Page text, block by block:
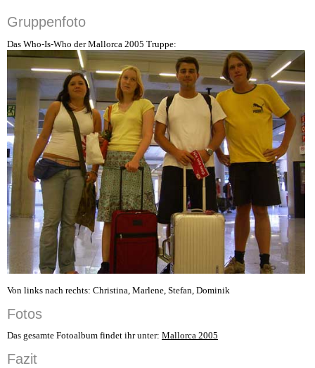
Gruppenfoto
Das Who-Is-Who der Mallorca 2005 Truppe:
Von links nach rechts: Christina, Marlene, Stefan, Dominik
Fotos
Das gesamte Fotoalbum findet ihr unter: Mallorca 2005
Fazit